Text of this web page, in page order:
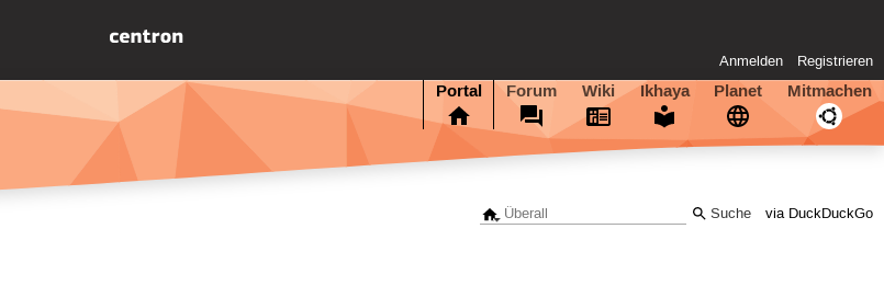
Anmelden Registrieren
Portal Forum Wiki Ikhaya Planet Mitmachen
via DuckDuckGo